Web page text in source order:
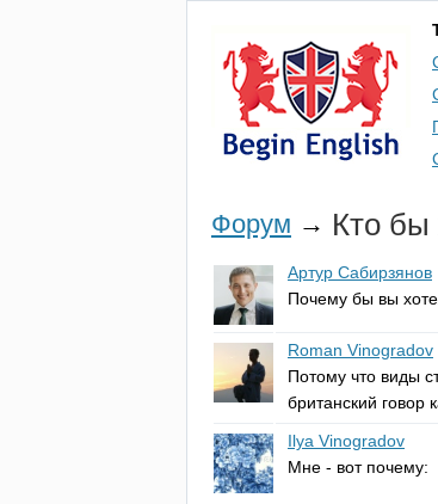
Форум → Кто бы
Артур Сабирзянов
Почему бы вы
Roman Vinogradov
Потому что виды
британский говор
Ilya Vinogradov
Мне - вот почему: